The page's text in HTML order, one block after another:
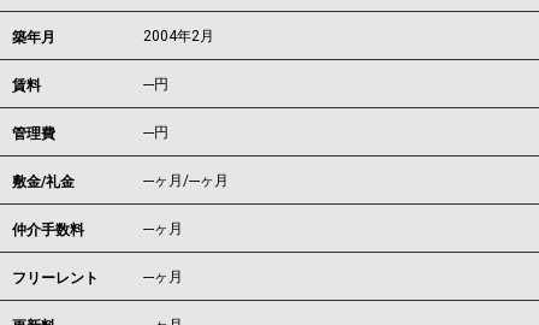
築年月 2004年2月
賃料 ---円
管理費 ---円
敷金/礼金 ---ヶ月/---ヶ月
仲介手数料 ---ヶ月
フリーレント ---ヶ月